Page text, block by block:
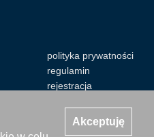
Akceptuję
polityka prywatności
regulamin
rejestracja